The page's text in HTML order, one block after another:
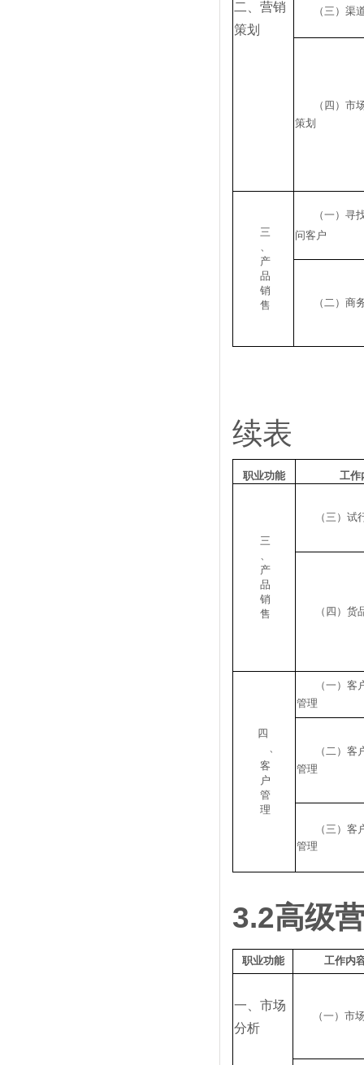
二、营销
策划
（三）渠
（四）市
策划
三
、
产
品
销
售
（一）寻
问客户
（二）商
续表
职业功能 工作
三
、
产
品
销
售
（三）试
（四）货
四
、
客
户
管
理
（一）客
管理
（二）客
管理
（三）客
管理
3.2高级
职业功能 工作内
一、市场
分析
（一）市